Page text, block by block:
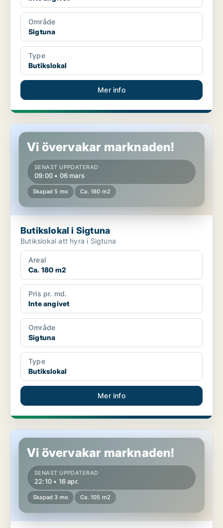
Område
Sigtuna
Type
Butikslokal
Mer info
Butikslokal i Sigtuna
Vi övervakar marknaden!
SENAST UPPDATERAD
09:00 • 06 mars
Skapad 5 mo Ca. 180 m2
Butikslokal i Sigtuna
Butikslokal att hyra i Sigtuna
Areal
Ca. 180 m2
Pris pr. md.
Inte angivet
Område
Sigtuna
Type
Butikslokal
Mer info
Butikslokal i Sigtuna, Märsta
Vi övervakar marknaden!
SENAST UPPDATERAD
22:10 • 16 apr.
Skapad 3 mo Ca. 105 m2